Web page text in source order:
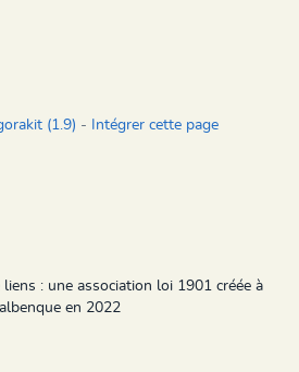
(1.9) - Intégrer cette page
liens : une association loi 1901 créée à
en 2022